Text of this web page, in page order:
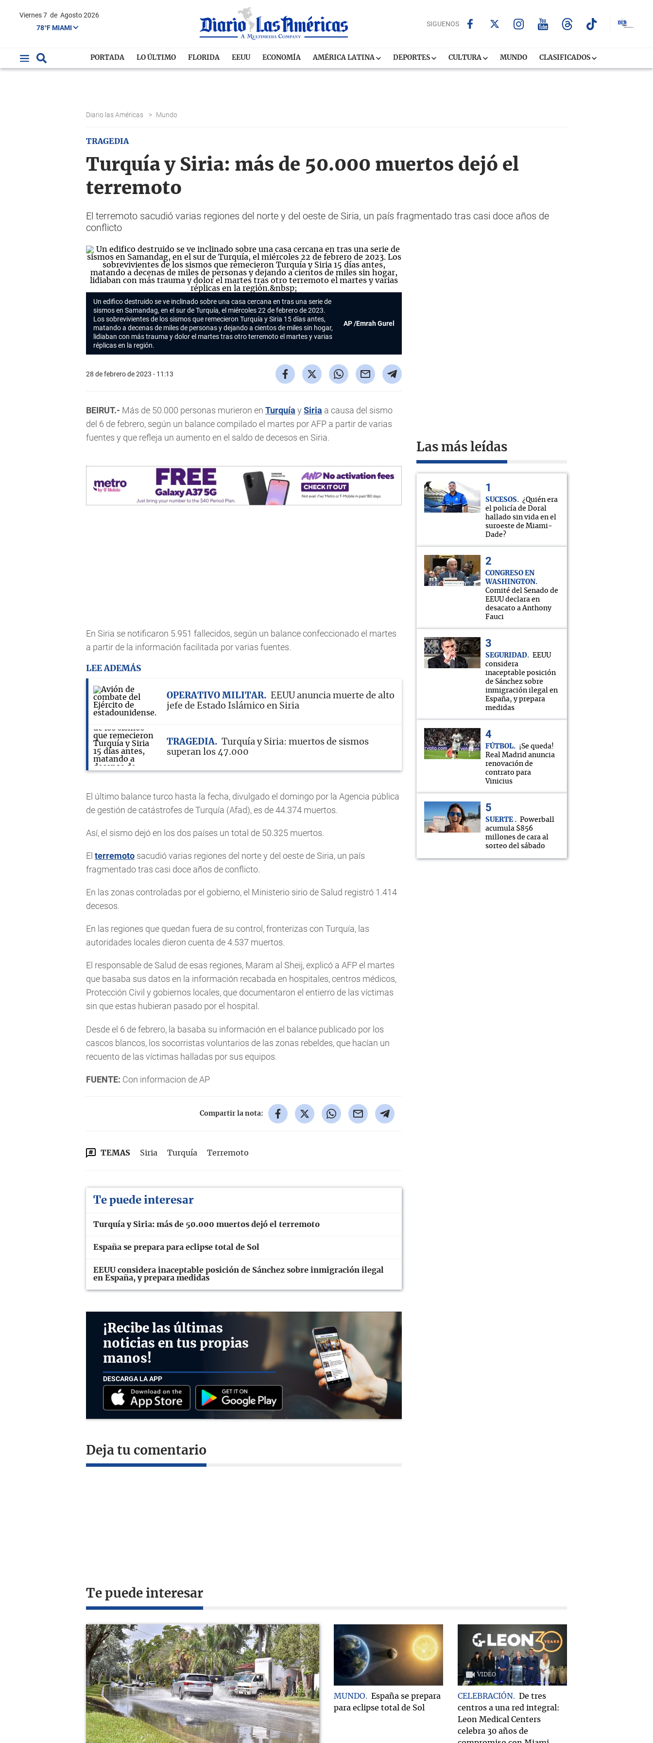
Viernes 7 de Agosto 2026
78°F MIAMI
SIGUENOS
PORTADA LO ÚLTIMO FLORIDA EEUU ECONOMÍA AMÉRICA LATINA DEPORTES CULTURA MUNDO CLASIFICADOS
Diario las Américas > Mundo
TRAGEDIA
Turquía y Siria: más de 50.000 muertos dejó el
terremoto
El terremoto sacudió varias regiones del norte y del oeste de Siria, un país fragmentado tras casi doce años de
conflicto
Un edifico destruido se ve inclinado sobre una casa cercana en tras una serie de
sismos en Samandag, en el sur de Turquía, el miércoles 22 de febrero de 2023.
Los sobrevivientes de los sismos que remecieron Turquía y Siria 15 días antes,
matando a decenas de miles de personas y dejando a cientos de miles sin hogar,
lidiaban con más trauma y dolor el martes tras otro terremoto el martes y varias
réplicas en la región.
AP /Emrah Gurel
28 de febrero de 2023 - 11:13
BEIRUT.- Más de 50.000 personas murieron en Turquía y Siria a causa del sismo
del 6 de febrero, según un balance compilado el martes por AFP a partir de varias
fuentes y que refleja un aumento en el saldo de decesos en Siria.
En Siria se notificaron 5.951 fallecidos, según un balance confeccionado el martes
a partir de la información facilitada por varias fuentes.
LEE ADEMÁS
OPERATIVO MILITAR
EEUU anuncia muerte de alto
jefe de Estado Islámico en Siria
TRAGEDIA
Turquía y Siria: muertos de sismos
superan los 47.000
El último balance turco hasta la fecha, divulgado el domingo por la Agencia pública
de gestión de catástrofes de Turquía (Afad), es de 44.374 muertos.
Así, el sismo dejó en los dos países un total de 50.325 muertos.
El terremoto sacudió varias regiones del norte y del oeste de Siria, un país
fragmentado tras casi doce años de conflicto.
En las zonas controladas por el gobierno, el Ministerio sirio de Salud registró 1.414
decesos.
En las regiones que quedan fuera de su control, fronterizas con Turquía, las
autoridades locales dieron cuenta de 4.537 muertos.
El responsable de Salud de esas regiones, Maram al Sheij, explicó a AFP el martes
que basaba sus datos en la información recabada en hospitales, centros médicos,
Protección Civil y gobiernos locales, que documentaron el entierro de las víctimas
sin que estas hubieran pasado por el hospital.
Desde el 6 de febrero, la basaba su información en el balance publicado por los
cascos blancos, los socorristas voluntarios de las zonas rebeldes, que hacían un
recuento de las víctimas halladas por sus equipos.
FUENTE: Con informacion de AP
Compartir la nota:
TEMAS Siria Turquía Terremoto
Te puede interesar
Turquía y Siria: más de 50.000 muertos dejó el terremoto
España se prepara para eclipse total de Sol
EEUU considera inaceptable posición de Sánchez sobre inmigración ilegal
en España, y prepara medidas
¡Recibe las últimas
noticias en tus propias
manos!
DESCARGA LA APP
Deja tu comentario
Las más leídas
SUCESOS
¿Quién era
el policía de Doral
hallado sin vida en el
suroeste de Miami-
Dade?
CONGRESO EN
WASHINGTON
Comité del Senado de
EEUU declara en
desacato a Anthony
Fauci
SEGURIDAD
EEUU
considera
inaceptable posición
de Sánchez sobre
inmigración ilegal en
España, y prepara
medidas
FÚTBOL
¡Se queda!
Real Madrid anuncia
renovación de
contrato para
Vinicius
SUERTE
Powerball
acumula $856
millones de cara al
sorteo del sábado
Te puede interesar
MUNDO
España se prepara
para eclipse total de Sol
VIDEO
CELEBRACIÓN
De tres
centros a una red integral:
Leon Medical Centers
celebra 30 años de